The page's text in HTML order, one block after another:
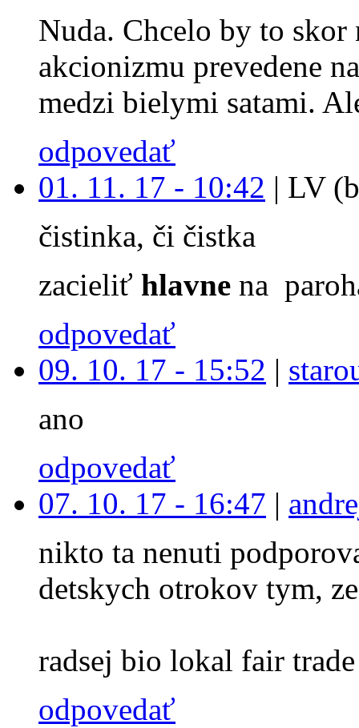
Nuda. Chcelo by to
akcionizmu prevedene
medzi bielymi satami.
odpovedať
01. 11. 17 - 10:42 | LV
čistinka, či čistka
zacieliť hlavne na
odpovedať
09. 10. 17 - 15:52 |
ano
odpovedať
07. 10. 17 - 16:47 |
nikto ta nenuti
detskych otrokov tym,
radsej bio lokal fair
odpovedať